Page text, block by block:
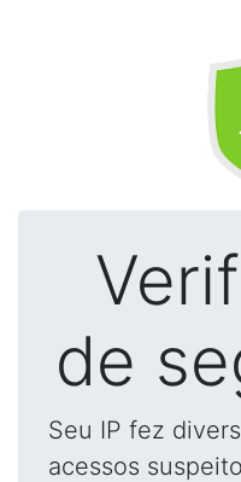
de
Seu IP fez
acessos